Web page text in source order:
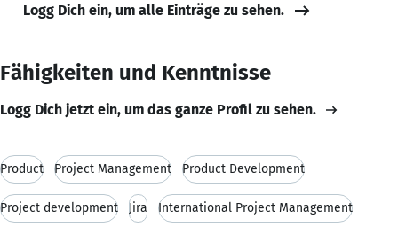
Logg Dich ein, um alle Einträge zu sehen.
Fähigkeiten und Kenntnisse
Logg Dich jetzt ein, um das ganze Profil zu sehen.
Product Project Management Product Development
Project development Jira International Project Management